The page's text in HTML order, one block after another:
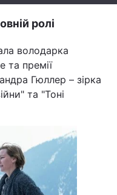
ролі
володарка
та премії
Гюллер – зірка
та "Тоні